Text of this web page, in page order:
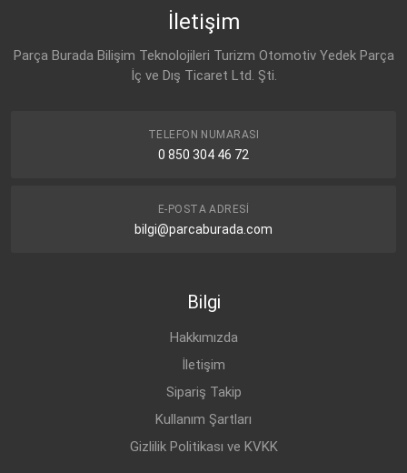
İletişim
Parça Burada Bilişim Teknolojileri Turizm Otomotiv Yedek Parça
İç ve Dış Ticaret Ltd. Şti.
TELEFON NUMARASI
0 850 304 46 72
E-POSTA ADRESI
bilgi@parcaburada.com
Bilgi
Hakkımızda
İletişim
Sipariş Takip
Kullanım Şartları
Gizlilik Politikası ve KVKK